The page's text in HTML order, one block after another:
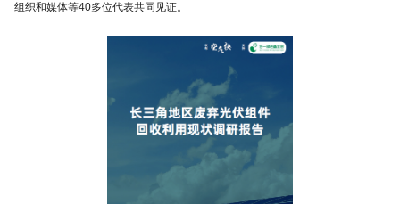
组织和媒体等40多位代表共同见证。